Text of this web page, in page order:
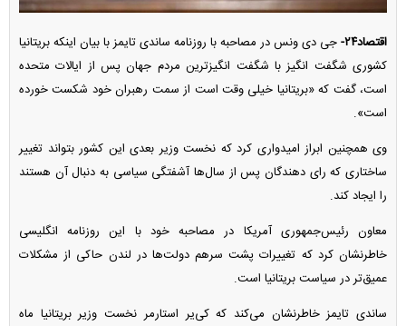
اقتصاد۲۴-
جی دی ونس در مصاحبه با روزنامه ساندی تایمز با بیان اینکه بریتانیا
کشوری شگفت انگیز با شگفت انگیزترین مردم جهان پس از ایالات متحده
است، گفت که «بریتانیا خیلی وقت است از سمت رهبران خود شکست خورده
است».
وی همچنین ابراز امیدواری کرد که نخست وزیر بعدی این کشور بتواند تغییر
ساختاری که رای دهندگان پس از سال‌ها آشفتگی سیاسی به دنبال آن هستند
را ایجاد کند.
معاون رئیس‌جمهوری آمریکا در مصاحبه خود با این روزنامه انگلیسی
خاطرنشان کرد که تغییرات پشت سرهم دولت‌ها در لندن حاکی از مشکلات
عمیق‌تر در سیاست بریتانیا است.
ساندی تایمز خاطرنشان می‌کند که کی‌یر استارمر نخست وزیر بریتانیا ماه